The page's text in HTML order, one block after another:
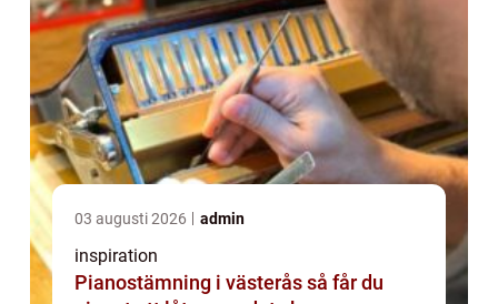
03 augusti 2026 admin
inspiration
Pianostämning i västerås så får du